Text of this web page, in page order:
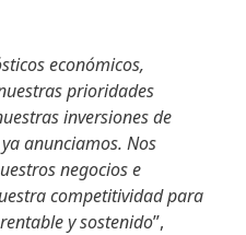
económicos,
prioridades
inversiones de
anunciamos. Nos
negocios e
competitividad para
y sostenido”,